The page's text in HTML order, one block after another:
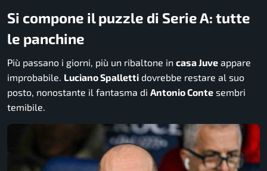
Si compone il puzzle di Serie A: tutte
le panchine
Più passano i giorni, più un ribaltone in casa Juve appare
improbabile. Luciano Spalletti dovrebbe restare al suo
posto, nonostante il fantasma di Antonio Conte sembri
temibile.